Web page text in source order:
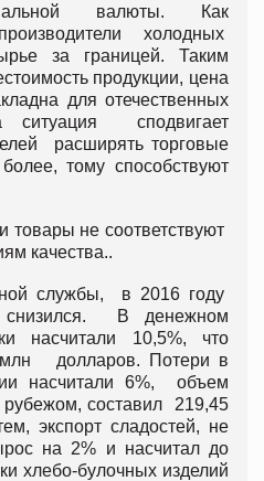
валюты. Как
холодных
за границей. Таким
продукции, цена
для отечественных
сподвигает
расширять торговые
тому способствуют
товары не соответствуют
качества..
службы, в 2016 году
снизился. В денежном
насчитали 10,5%, что
долларов. Потери в
насчитали 6%, объем
составил 219,45
экспорт сладостей, не
на 2% и насчитал до
хлебо-булочных изделий